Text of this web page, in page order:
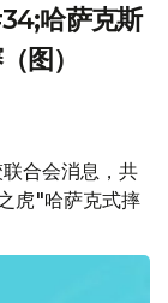
哈萨克斯
图）
合会消息，共
虎"哈萨克式摔